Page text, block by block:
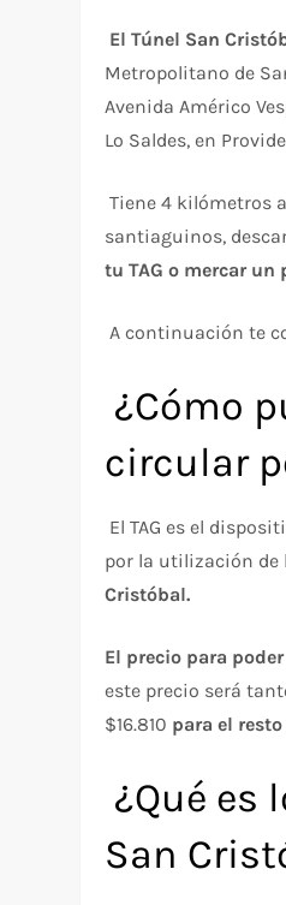
El Túnel San
Metropolitano de
Avenida Américo
Lo Saldes, en
Tiene 4 kilómetros
santiaguinos,
tu TAG o mercar
A continuación te
¿Cómo
circular
El TAG es el
por la utilización de
Cristóbal.
El precio para
este precio será
$16.810 para el
¿Qué es
San